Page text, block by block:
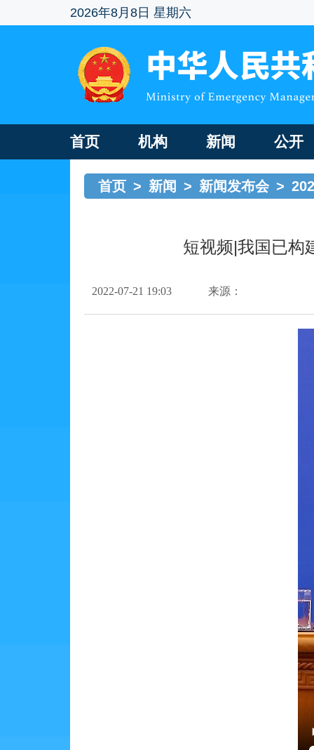
2026年8月8日 星期六
首页 机构 新闻 公开
首页 > 新闻 > 新闻发布会 >
短视频|我国已构
2022-07-21 19:03 来源：